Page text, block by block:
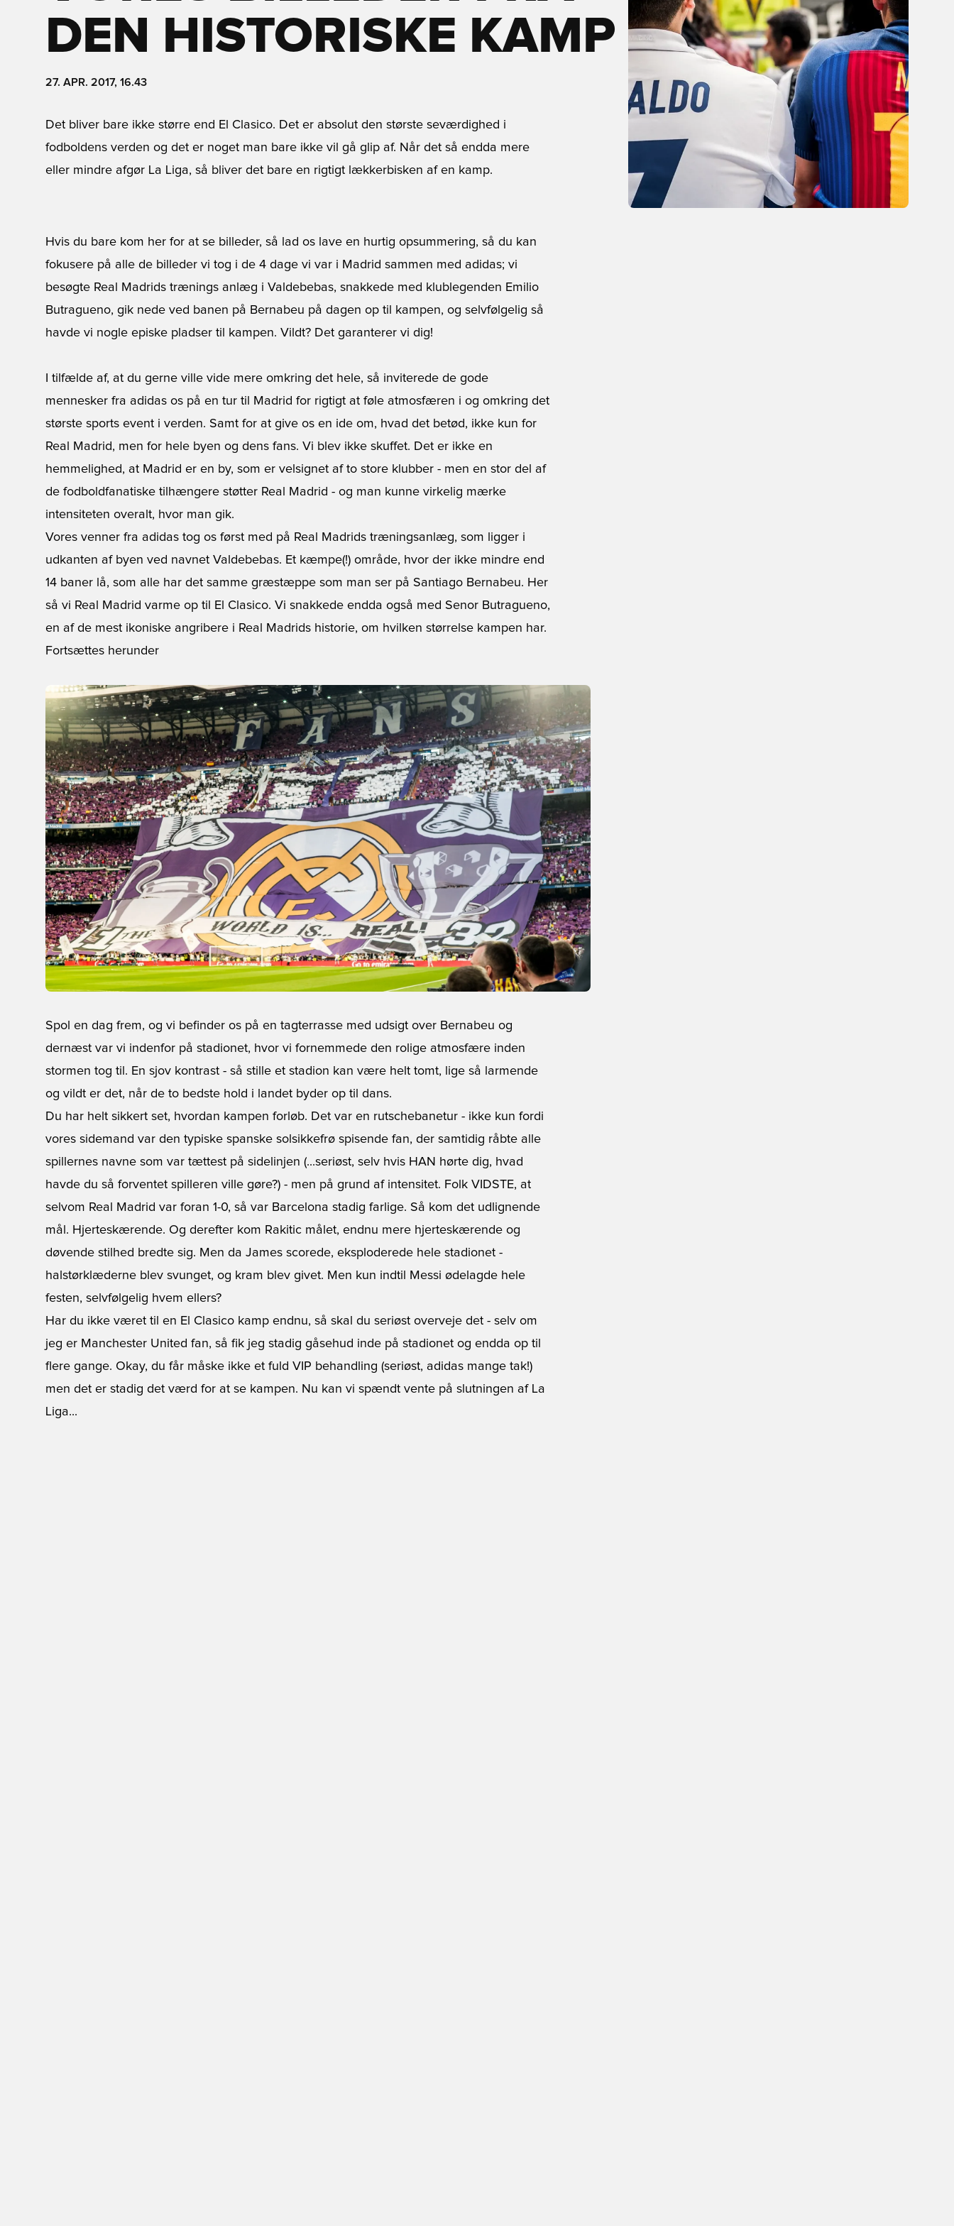
DEN HISTORISKE KAMP
27. APR. 2017, 16.43
Det bliver bare ikke større end El Clasico. Det er absolut den største seværdighed i
fodboldens verden og det er noget man bare ikke vil gå glip af. Når det så endda mere
eller mindre afgør La Liga, så bliver det bare en rigtigt lækkerbisken af en kamp.
Hvis du bare kom her for at se billeder, så lad os lave en hurtig opsummering, så du kan
fokusere på alle de billeder vi tog i de 4 dage vi var i Madrid sammen med adidas; vi
besøgte Real Madrids trænings anlæg i Valdebebas, snakkede med klublegenden Emilio
Butragueno, gik nede ved banen på Bernabeu på dagen op til kampen, og selvfølgelig så
havde vi nogle episke pladser til kampen. Vildt? Det garanterer vi dig!
I tilfælde af, at du gerne ville vide mere omkring det hele, så inviterede de gode
mennesker fra adidas os på en tur til Madrid for rigtigt at føle atmosfæren i og omkring det
største sports event i verden. Samt for at give os en ide om, hvad det betød, ikke kun for
Real Madrid, men for hele byen og dens fans. Vi blev ikke skuffet. Det er ikke en
hemmelighed, at Madrid er en by, som er velsignet af to store klubber - men en stor del af
de fodboldfanatiske tilhængere støtter Real Madrid - og man kunne virkelig mærke
intensiteten overalt, hvor man gik.
Vores venner fra adidas tog os først med på Real Madrids træningsanlæg, som ligger i
udkanten af byen ved navnet Valdebebas. Et kæmpe(!) område, hvor der ikke mindre end
14 baner lå, som alle har det samme græstæppe som man ser på Santiago Bernabeu. Her
så vi Real Madrid varme op til El Clasico. Vi snakkede endda også med Senor Butragueno,
en af de mest ikoniske angribere i Real Madrids historie, om hvilken størrelse kampen har.
Fortsættes herunder
Spol en dag frem, og vi befinder os på en tagterrasse med udsigt over Bernabeu og
dernæst var vi indenfor på stadionet, hvor vi fornemmede den rolige atmosfære inden
stormen tog til. En sjov kontrast - så stille et stadion kan være helt tomt, lige så larmende
og vildt er det, når de to bedste hold i landet byder op til dans.
Du har helt sikkert set, hvordan kampen forløb. Det var en rutschebanetur - ikke kun fordi
vores sidemand var den typiske spanske solsikkefrø spisende fan, der samtidig råbte alle
spillernes navne som var tættest på sidelinjen (...seriøst, selv hvis HAN hørte dig, hvad
havde du så forventet spilleren ville gøre?) - men på grund af intensitet. Folk VIDSTE, at
selvom Real Madrid var foran 1-0, så var Barcelona stadig farlige. Så kom det udlignende
mål. Hjerteskærende. Og derefter kom Rakitic målet, endnu mere hjerteskærende og
døvende stilhed bredte sig. Men da James scorede, eksploderede hele stadionet -
halstørklæderne blev svunget, og kram blev givet. Men kun indtil Messi ødelagde hele
festen, selvfølgelig hvem ellers?
Har du ikke været til en El Clasico kamp endnu, så skal du seriøst overveje det - selv om
jeg er Manchester United fan, så fik jeg stadig gåsehud inde på stadionet og endda op til
flere gange. Okay, du får måske ikke et fuld VIP behandling (seriøst, adidas mange tak!)
men det er stadig det værd for at se kampen. Nu kan vi spændt vente på slutningen af La
Liga...